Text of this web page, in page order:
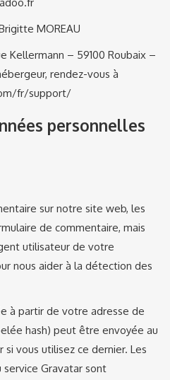
MOREAU
Kellermann – 59100 Roubaix –
rendez-vous à
fr/support/
personnelles
sur notre site web, les
de commentaire, mais
utilisateur de votre
nous aider à la détection des
à partir de votre adresse de
hash) peut être envoyée au
vous utilisez ce dernier. Les
Gravatar sont